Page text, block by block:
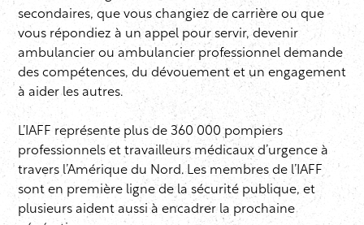
secondaires, que vous changiez de carrière ou que
vous répondiez à un appel pour servir, devenir
ambulancier ou ambulancier professionnel demande
des compétences, du dévouement et un engagement
à aider les autres.
L’IAFF représente plus de 360 000 pompiers
professionnels et travailleurs médicaux d’urgence à
travers l’Amérique du Nord. Les membres de l’IAFF
sont en première ligne de la sécurité publique, et
plusieurs aident aussi à encadrer la prochaine